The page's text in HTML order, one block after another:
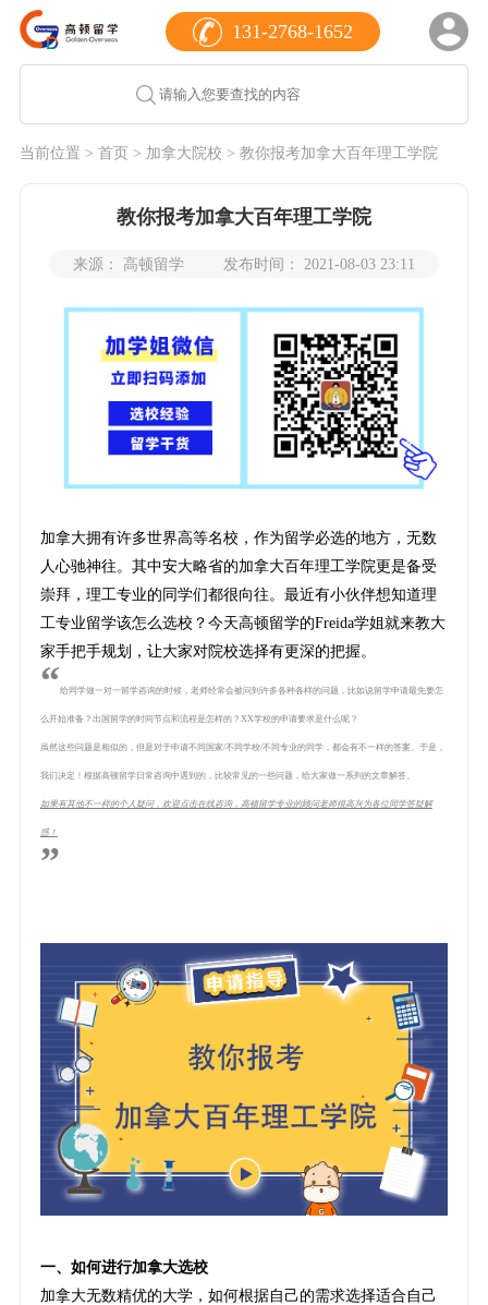
131-2768-1652
当前位置 > 首页 > 加拿大院校 > 教你报考加拿大百年理工学院
教你报考加拿大百年理工学院
来源： 高顿留学 发布时间： 2021-08-03 23:11
加拿大拥有许多世界高等名校，作为留学必选的地方，无数
人心驰神往。其中安大略省的加拿大百年理工学院更是备受
崇拜，理工专业的同学们都很向往。最近有小伙伴想知道理
工专业留学该怎么选校？今天高顿留学的Freida学姐就来教大
家手把手规划，让大家对院校选择有更深的把握。
“给同学做一对一留学咨询的时候，老师经常会被问到许多各种各样的问题，比如说留学申请最先要怎
么开始准备？出国留学的时间节点和流程是怎样的？XX学校的申请要求是什么呢？
虽然这些问题是相似的，但是对于申请不同国家/不同学校/不同专业的同学，都会有不一样的答案。于是，
我们决定！根据高顿留学日常咨询中遇到的，比较常见的一些问题，给大家做一系列的文章解答。
如果有其他不一样的个人疑问，欢迎点击在线咨询，高顿留学专业的顾问老师很高兴为各位同学答疑解
惑！
”
一、如何进行加拿大选校
加拿大无数精优的大学，如何根据自己的需求选择适合自己